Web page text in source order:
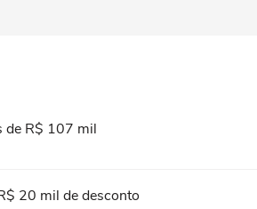
de R$ 107 mil
20 mil de desconto